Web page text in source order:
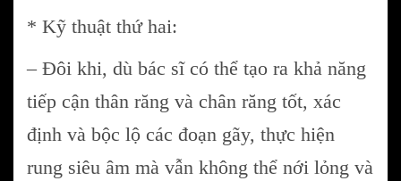
* Kỹ thuật thứ hai:
– Đôi khi, dù bác sĩ có thể tạo ra khả năng
tiếp cận thân răng và chân răng tốt, xác
định và bộc lộ các đoạn gãy, thực hiện
rung siêu âm mà vẫn không thể nới lỏng và